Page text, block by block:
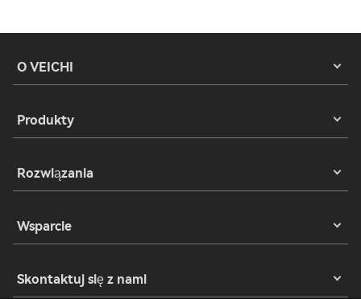
O VEICHI
Produkty
Rozwiązania
Wsparcie
Skontaktuj się z nami